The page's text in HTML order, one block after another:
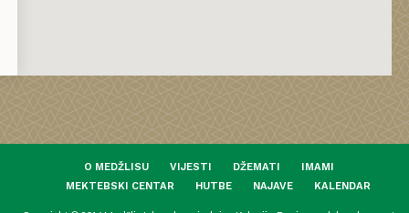
O MEDŽLISU VIJESTI DŽEMATI
IMAMI
MEKTEBSKI CENTAR
HUTBE NAJAVE KALENDAR